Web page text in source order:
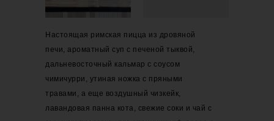
Настоящая римская пицца из дровяной
печи, ароматный суп с печеной тыквой,
дальневосточный кальмар с соусом
чимичурри, утиная ножка с пряными
травами, а еще воздушный чизкейк,
лавандовая панна кота, свежие соки и чай с